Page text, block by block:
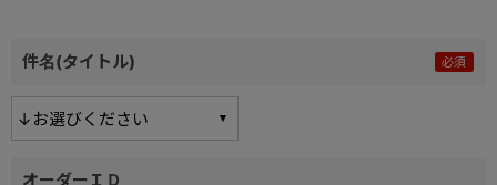
件名(タイトル)
オーダーＩＤ